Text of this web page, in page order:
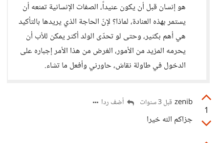
هو إنسان قبل أن يكون عنيداً، الصفات الإنسانية تمنعه أن
يستمر بهذه العنادة، لماذا؟ لإنّ الحاجة الذي يريدها بالتأكيد
هي أهم بكثير، وحتى لو تحدّى الولد أكثر يمكن للأب أن
يحرمه المزيد من الأمور، الغرض من هذا الأمر إجباره على
الدخول في طاولة نقاش، حاورني وأفعل ما تشاء.
1
zenib قبل 3 سنوات أضف ردا
جزاكم الله خيرا